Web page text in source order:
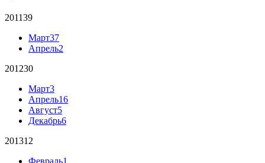
201139
Март37
Апрель2
201230
Март3
Апрель16
Август5
Декабрь6
201312
Февраль1